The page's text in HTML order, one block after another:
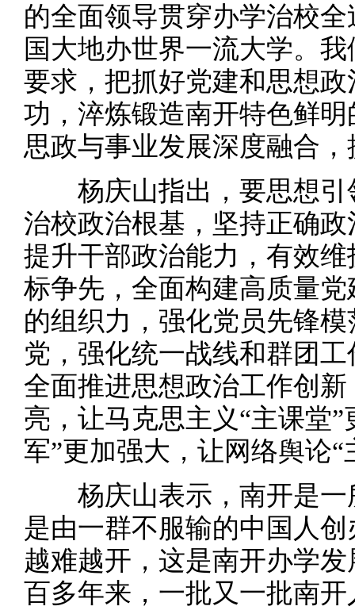
的全面领导贯穿办学治校
国大地办世界一流大学。
要求，把抓好党建和思想
功，淬炼锻造南开特色鲜
思政与事业发展深度融合
杨庆山指出，要思想引
治校政治根基，坚持正确
提升干部政治能力，有效
标争先，全面构建高质量
的组织力，强化党员先锋
党，强化统一战线和群团
全面推进思想政治工作创
亮，让马克思主义“主课堂
军”更加强大，让网络舆论
杨庆山表示，南开是一
是由一群不服输的中国人
越难越开，这是南开办学
百多年来，一批又一批南